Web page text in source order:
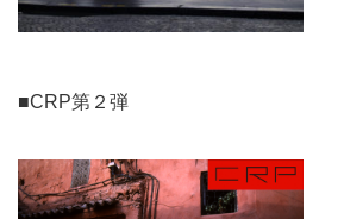
■CRP第２弾